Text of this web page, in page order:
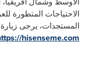
الاحتياجات المتطورة
المستجدات، يرجى زيارة
hisenseme.com